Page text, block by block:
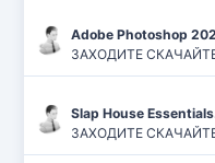
Adobe Photoshop
ЗАХОДИТЕ
Slap House
ЗАХОДИТЕ